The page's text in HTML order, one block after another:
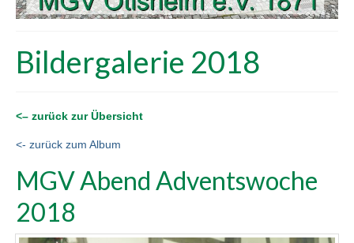
Bildergalerie 2018
<– zurück zur Übersicht
<- zurück zum Album
MGV Abend Adventswoche
2018